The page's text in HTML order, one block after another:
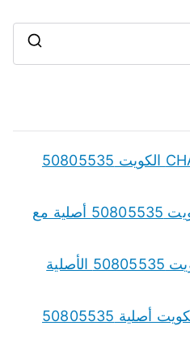
r
قطع غيار شانجان CHANGAN الكويت 50805535
قطع غيار دومي Domi الكويت 50805535 أصلية مع
قطع غيار جيلي Geely الكويت 50805535 الأصلية
قطع غيار جيتور Jetour بالكويت أصلية 50805535